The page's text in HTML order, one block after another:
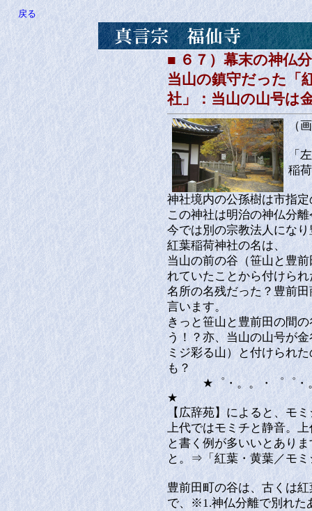
戻る
■ ６７）幕末の神仏
当山の鎮守だった「
社」：当山の山号は
（
「
稲
神社境内の公孫樹は市指
この神社は明治の神仏分
今では別の宗教法人にな
紅葉稲荷神社の名は、
当山の前の谷（笹山と豊
れていたことから付けら
名所の名残だった？豊前
言います。
きっと笹山と豊前田の間
う！？亦、当山の山号が
ミジ彩る山）と付けられ
も？
★゜・。。・゜゜・。
★
【広辞苑】によると、モ
上代ではモミチと静音。
と書く例が多いいとあり
と。⇒「紅葉・黄葉／モミ
豊前田町の谷は、古くは
で、※1.神仏分離で別れた